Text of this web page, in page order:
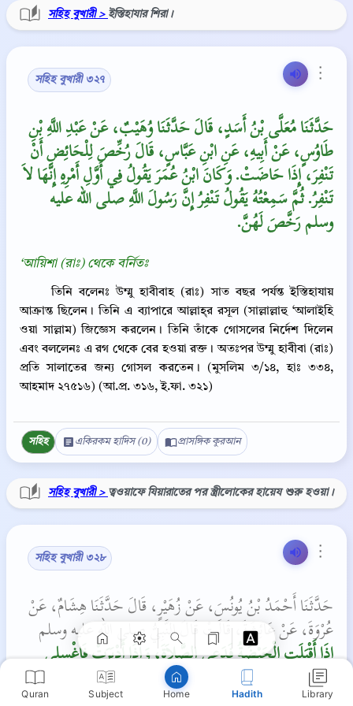
Quran Subject Home Hadith Library
সহিহ বুখারী > ইস্তিহাযার শিরা।
⋮
সহিহ বুখারী ৩২৭
حَدَّثَنَا مُعَلَّى بْنُ أَسَدٍ، قَالَ حَدَّثَنَا وُهَيْبٌ، عَنْ عَبْدِ اللَّهِ بْنِ
طَاوُسٍ، عَنْ أَبِيهِ، عَنِ ابْنِ عَبَّاسٍ، قَالَ رُخِّصَ لِلْحَائِضِ أَنْ
تَنْفِرَ، إِذَا حَاضَتْ‏.‏ وَكَانَ ابْنُ عُمَرَ يَقُولُ فِي أَوَّلِ أَمْرِهِ إِنَّهَا لاَ
تَنْفِرُ‏.‏ ثُمَّ سَمِعْتُهُ يَقُولُ تَنْفِرُ إِنَّ رَسُولَ اللَّهِ صلى الله عليه
وسلم رَخَّصَ لَهُنَّ‏.‏
‘আয়িশা (রাঃ) থেকে বর্নিতঃ
তিনি বলেনঃ উম্মু হাবীবাহ (রাঃ) সাত বছর পর্যন্ত ইস্তিহাযায়
আক্রান্ত ছিলেন। তিনি এ ব্যাপারে আল্লাহ্‌র রসূল (সাল্লাল্লাহু ‘আলাইহি
ওয়া সাল্লাম) জিজ্ঞেস করলেন। তিনি তাঁকে গোসলের নির্দেশ দিলেন
এবং বললেনঃ এ রগ থেকে বের হওয়া রক্ত। অতঃপর উম্মু হাবীবা (রাঃ)
প্রতি সালাতের জন্য গোসল করতেন। (মুসলিম ৩/১৪, হাঃ ৩৩৪,
আহমাদ ২৭৫১৬) (আ.প্র. ৩১৬, ই.ফা. ৩২১)
সহিহ একিরকম হাদিস (0) প্রাসঙ্গিক কুরআন
সহিহ বুখারী > ত্বওয়াফে যিয়ারাতের পর স্ত্রীলোকের হায়েয শুরু হওয়া।
⋮
সহিহ বুখারী ৩২৮
حَدَّثَنَا أَحْمَدُ بْنُ يُونُسَ، عَنْ زُهَيْرٍ، قَالَ حَدَّثَنَا هِشَامٌ، عَنْ
عُرْوَةَ، عَنْ عَائِشَةَ، قَالَتْ قَالَ النَّبِيُّ صلى الله عليه وسلم ‏
إِذَا أَقْبَلَتِ الْحَيْضَةُ فَدَعِي الصَّلاَةَ، وَإِذَا أَدْبَرَتْ فَاغْسِلِي
عَنْكِ الدَّمَ وَصَلِّي ‏"
Copy